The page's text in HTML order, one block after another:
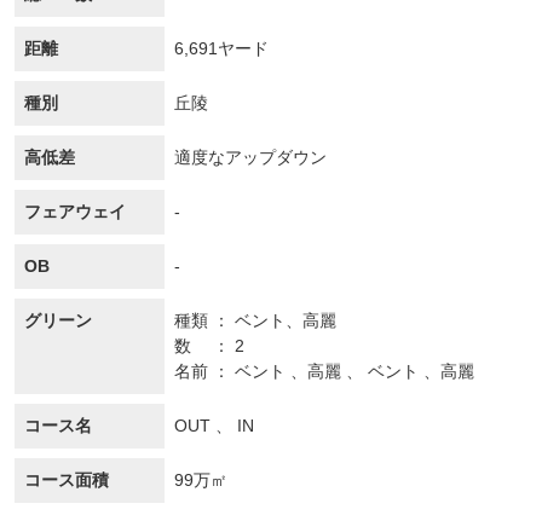
距離 6,691ヤード
種別 丘陵
高低差 適度なアップダウン
フェアウェイ -
OB -
グリーン 種類 ベント、高麗
数
2
名前
ベント 、高麗 、 ベント 、高麗
コース名 OUT 、 IN
コース面積 99万㎡